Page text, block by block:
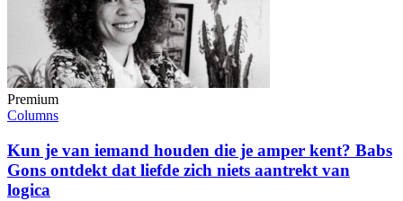
Premium
Columns
Kun je van iemand houden die je amper kent? Babs
Gons ontdekt dat liefde zich niets aantrekt van
logica